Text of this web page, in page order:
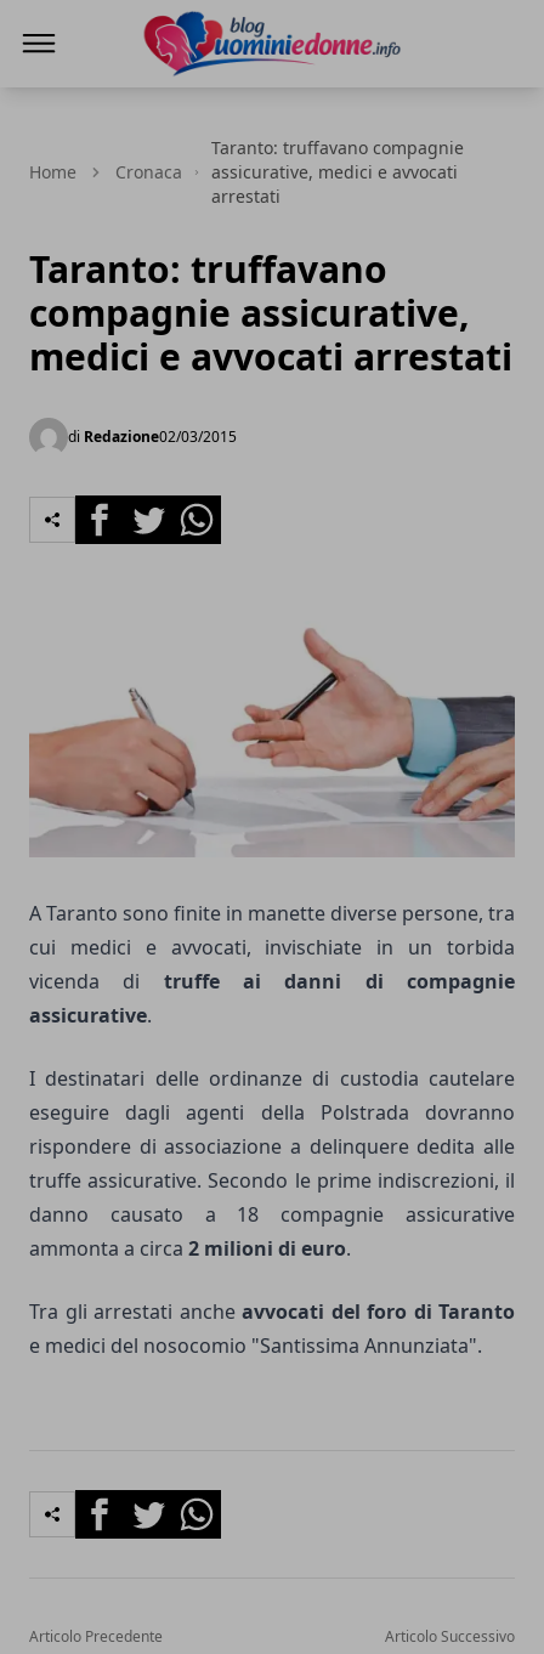
Home Cronaca
Taranto: truffavano compagnie
assicurative, medici e avvocati
arrestati
Taranto: truffavano
compagnie assicurative,
medici e avvocati arrestati
di Redazione02/03/2015
FacebookTwitterWhatsapp
A Taranto sono finite in manette diverse persone, tra
cui medici e avvocati, invischiate in un torbida
vicenda di truffe ai danni di compagnie
assicurative.
I destinatari delle ordinanze di custodia cautelare
eseguire dagli agenti della Polstrada dovranno
rispondere di associazione a delinquere dedita alle
truffe assicurative. Secondo le prime indiscrezioni, il
danno causato a 18 compagnie assicurative
ammonta a circa 2 milioni di euro.
Tra gli arrestati anche avvocati del foro di Taranto
e medici del nosocomio "Santissima Annunziata".
FacebookTwitterWhatsapp
Articolo Precedente Articolo Successivo